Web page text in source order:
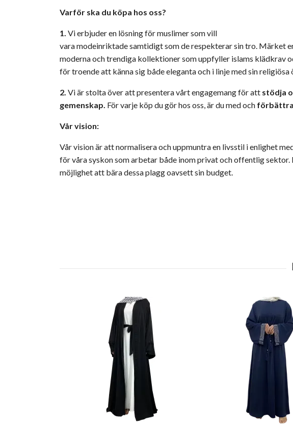
Varför ska du köpa hos oss?
1. Vi erbjuder en lösning för muslimer som vill
vara modeinriktade samtidigt som de respekterar sin tro. Märket
moderna och trendiga kollektioner som uppfyller islams klädkrav
för troende att känna sig både eleganta och i linje med sin religiösa
2. Vi är stolta över att presentera vårt engagemang för att stödja
gemenskap. För varje köp du gör hos oss, är du med och
Vår vision:
Vår vision är att normalisera och uppmuntra en livsstil i enlighet
för våra syskon som arbetar både inom privat och offentlig
möjlighet att bära dessa plagg oavsett sin budget.